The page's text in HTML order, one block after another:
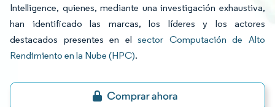
Intelligence, quienes, mediante una investigación exhaustiva,
han identificado las marcas, los líderes y los actores
destacados presentes en elsector Computación de Alto
Rendimiento en la Nube (HPC).